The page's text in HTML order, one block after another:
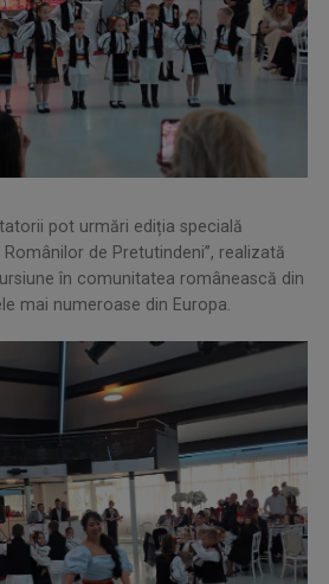
pot urmări ediția specială
Românilor de Pretutindeni”, realizată
în comunitatea românească din
mai numeroase din Europa.